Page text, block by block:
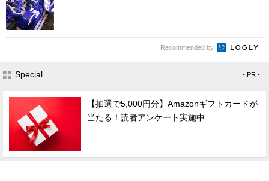
Recommended by
Special - PR -
【抽選で5,000円分】Amazonギフトカードが
当たる！読者アンケート実施中